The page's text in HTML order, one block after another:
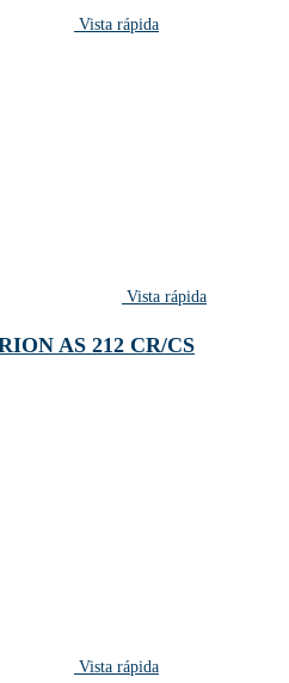
Vista rápida
Vista rápida
AS 212 CR/CS
Vista rápida